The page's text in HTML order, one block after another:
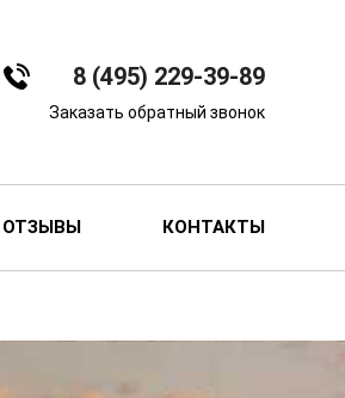
8 (495) 229-39-89
Заказать обратный звонок
ОТЗЫВЫ КОНТАКТЫ